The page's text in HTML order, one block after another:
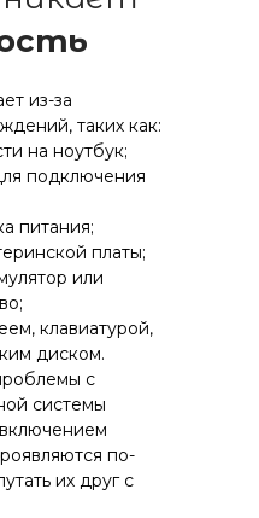
из-за
таких как:
на ноутбук;
подключения
питания;
платы;
или
клавиатурой,
диском.
с
системы
по-
их друг с